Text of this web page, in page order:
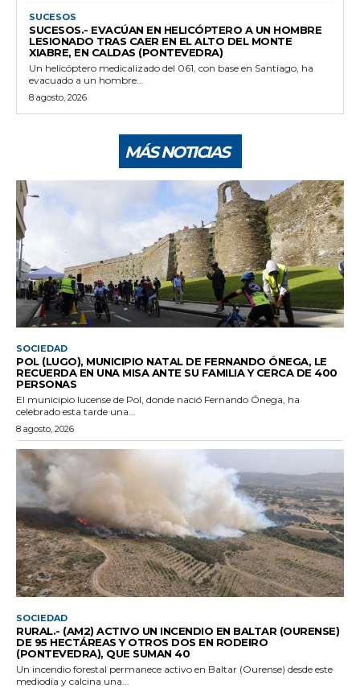
SUCESOS
SUCESOS.- EVACÚAN EN HELICÓPTERO A UN HOMBRE
LESIONADO TRAS CAER EN EL ALTO DEL MONTE
XIABRE, EN CALDAS (PONTEVEDRA)
Un helicóptero medicalizado del 061, con base en Santiago, ha
evacuado a un hombre...
8 agosto, 2026
MÁS NOTICIAS
SOCIEDAD
POL (LUGO), MUNICIPIO NATAL DE FERNANDO ÓNEGA, LE
RECUERDA EN UNA MISA ANTE SU FAMILIA Y CERCA DE 400
PERSONAS
El municipio lucense de Pol, donde nació Fernando Ónega, ha
celebrado esta tarde una...
8 agosto, 2026
SOCIEDAD
RURAL.- (AM2) ACTIVO UN INCENDIO EN BALTAR (OURENSE)
DE 95 HECTÁREAS Y OTROS DOS EN RODEIRO
(PONTEVEDRA), QUE SUMAN 40
Un incendio forestal permanece activo en Baltar (Ourense) desde este
mediodía y calcina una...